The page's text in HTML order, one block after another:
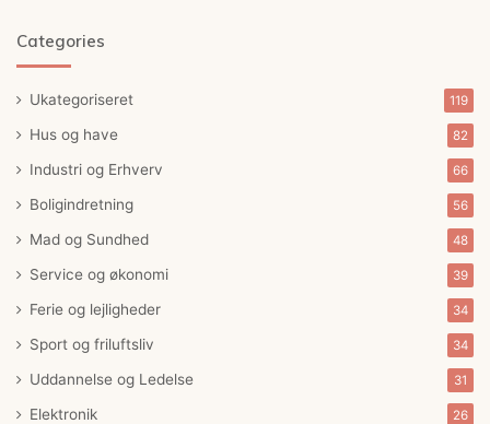
Categories
Ukategoriseret 119
Hus og have 82
Industri og Erhverv 66
Boligindretning 56
Mad og Sundhed 48
Service og økonomi 39
Ferie og lejligheder 34
Sport og friluftsliv 34
Uddannelse og Ledelse 31
Elektronik 26